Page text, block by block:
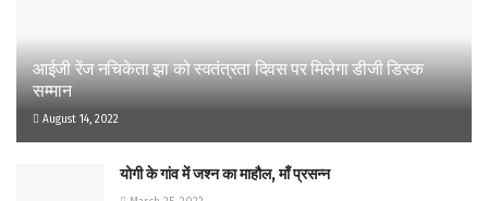
आईजी रेंज नचिकेता झा को स्वतंत्रता दिवस पर मिलेगा डीजी डिस्क
सम्मान
August 14, 2022
योगी के गांव में जश्न का माहौल, मॉं प्रसन्न